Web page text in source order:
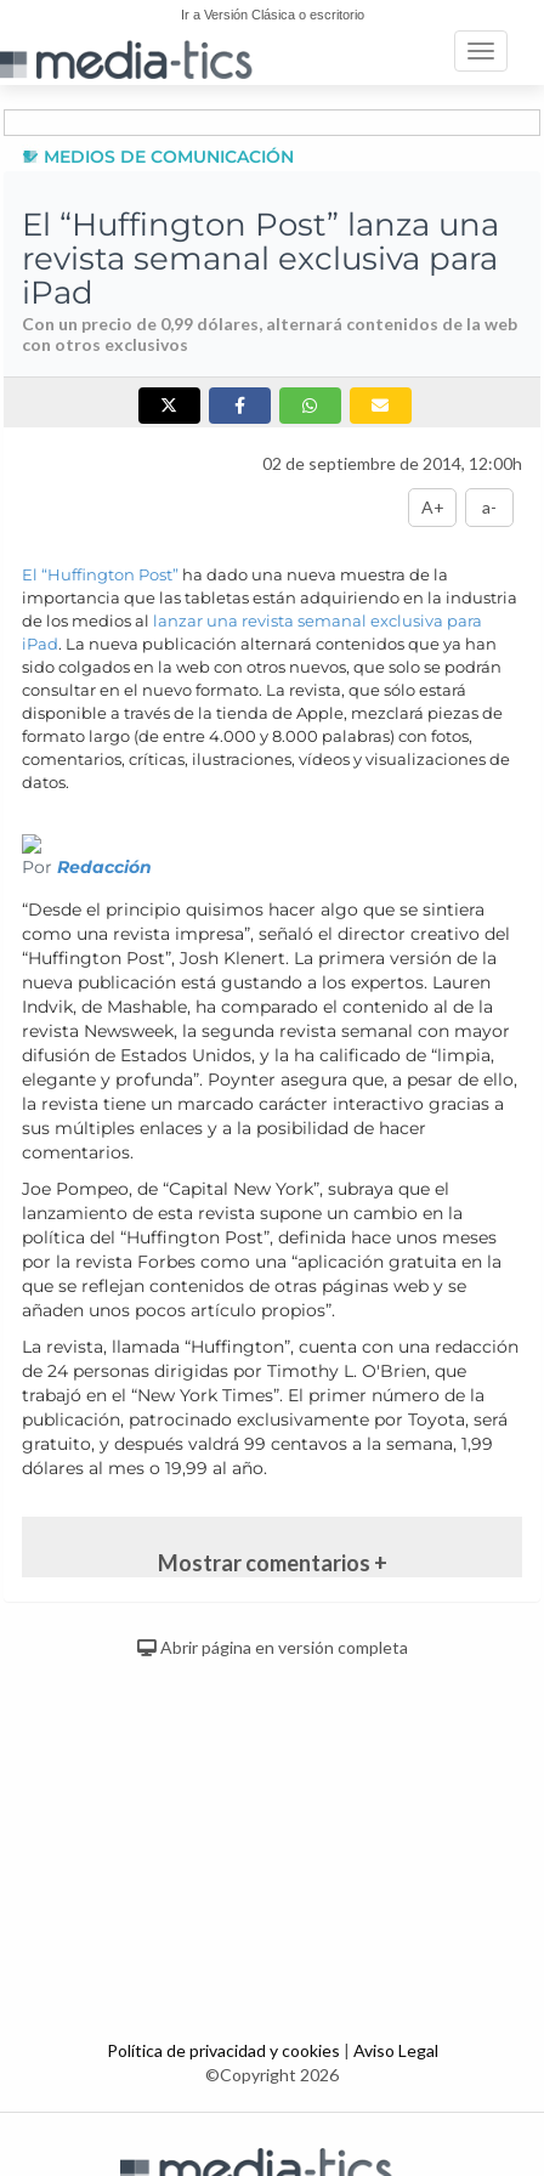
Ir a Versión Clásica o escritorio
Toggle
MEDIOS DE COMUNICACIÓN
El “Huffington Post” lanza una
revista semanal exclusiva para
iPad
Con un precio de 0,99 dólares, alternará contenidos de la web
con otros exclusivos
02 de septiembre de 2014, 12:00h
A+ a-
El “Huffington Post” ha dado una nueva muestra de la
importancia que las tabletas están adquiriendo en la industria
de los medios al lanzar una revista semanal exclusiva para
iPad. La nueva publicación alternará contenidos que ya han
sido colgados en la web con otros nuevos, que solo se podrán
consultar en el nuevo formato. La revista, que sólo estará
disponible a través de la tienda de Apple, mezclará piezas de
formato largo (de entre 4.000 y 8.000 palabras) con fotos,
comentarios, críticas, ilustraciones, vídeos y visualizaciones de
datos.
Por Redacción
“Desde el principio quisimos hacer algo que se sintiera
como una revista impresa”, señaló el director creativo del
“Huffington Post”, Josh Klenert. La primera versión de la
nueva publicación está gustando a los expertos. Lauren
Indvik, de Mashable, ha comparado el contenido al de la
revista Newsweek, la segunda revista semanal con mayor
difusión de Estados Unidos, y la ha calificado de “limpia,
elegante y profunda”. Poynter asegura que, a pesar de ello,
la revista tiene un marcado carácter interactivo gracias a
sus múltiples enlaces y a la posibilidad de hacer
comentarios.
Joe Pompeo, de “Capital New York”, subraya que el
lanzamiento de esta revista supone un cambio en la
política del “Huffington Post”, definida hace unos meses
por la revista Forbes como una “aplicación gratuita en la
que se reflejan contenidos de otras páginas web y se
añaden unos pocos artículo propios”.
La revista, llamada “Huffington”, cuenta con una redacción
de 24 personas dirigidas por Timothy L. O'Brien, que
trabajó en el “New York Times”. El primer número de la
publicación, patrocinado exclusivamente por Toyota, será
gratuito, y después valdrá 99 centavos a la semana, 1,99
dólares al mes o 19,99 al año.
Mostrar comentarios +
Abrir página en versión completa
Política de privacidad y cookies | Aviso Legal
©Copyright 2026